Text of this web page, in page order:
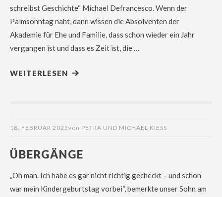
schreibst Geschichte“ Michael Defrancesco. Wenn der
Palmsonntag naht, dann wissen die Absolventen der
Akademie für Ehe und Familie, dass schon wieder ein Jahr
vergangen ist und dass es Zeit ist, die …
WEITERLESEN
18. FEBRUAR 2025von PETRA UND MICHAEL KIESS
ÜBERGÄNGE
„Oh man. Ich habe es gar nicht richtig gecheckt – und schon
war mein Kindergeburtstag vorbei“, bemerkte unser Sohn am